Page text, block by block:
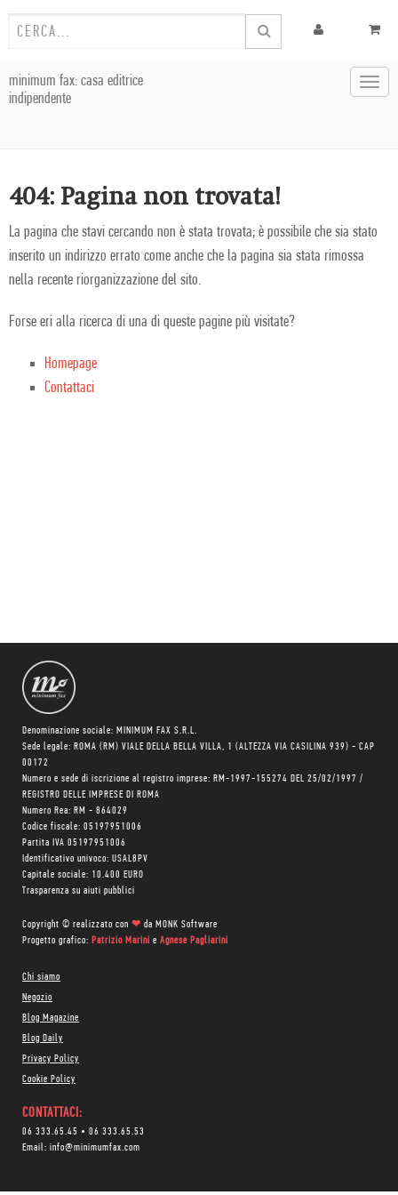
minimum fax: casa editrice
indipendente
404: Pagina non trovata!
La pagina che stavi cercando non è stata trovata; è possibile che sia stato
inserito un indirizzo errato come anche che la pagina sia stata rimossa
nella recente riorganizzazione del sito.
Forse eri alla ricerca di una di queste pagine più visitate?
Homepage
Contattaci
Denominazione sociale: MINIMUM FAX S.R.L.
Sede legale: ROMA (RM) VIALE DELLA BELLA VILLA, 1 (ALTEZZA VIA CASILINA 939) - CAP
00172
Numero e sede di iscrizione al registro imprese: RM-1997-155274 DEL 25/02/1997 /
REGISTRO DELLE IMPRESE DI ROMA
Numero Rea: RM - 864029
Codice fiscale: 05197951006
Partita IVA 05197951006
Identificativo univoco: USAL8PV
Capitale sociale: 10.400 EURO
Trasparenza su aiuti pubblici
Copyright © realizzato con ❤ da MONK Software
Progetto grafico: Patrizio Marini e Agnese Pagliarini
Chi siamo
Negozio
Blog Magazine
Blog Daily
Privacy Policy
Cookie Policy
CONTATTACI:
06 333.65.45 • 06 333.65.53
Email: info@minimumfax.com